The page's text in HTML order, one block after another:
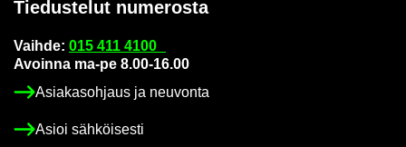
Tie­dus­te­lut nu­me­ros­ta
Vaih­de: 015 411 4100
Avoin­na ma-pe 8.00-16.00
Asia­kas­oh­jaus ja neu­von­ta
Asioi säh­köi­ses­ti